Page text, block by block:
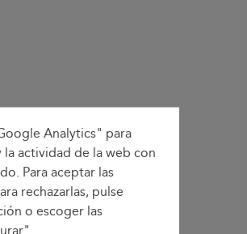
Analytics" para
la actividad de la web con
Para aceptar las
rechazarlas, pulse
o escoger las